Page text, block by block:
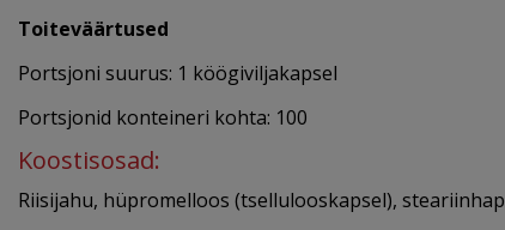
Toiteväärtused
Portsjoni suurus: 1 köögiviljakapsel
Portsjonid konteineri kohta: 100
Koostisosad:
Riisijahu, hüpromelloos (tsellulooskapsel),